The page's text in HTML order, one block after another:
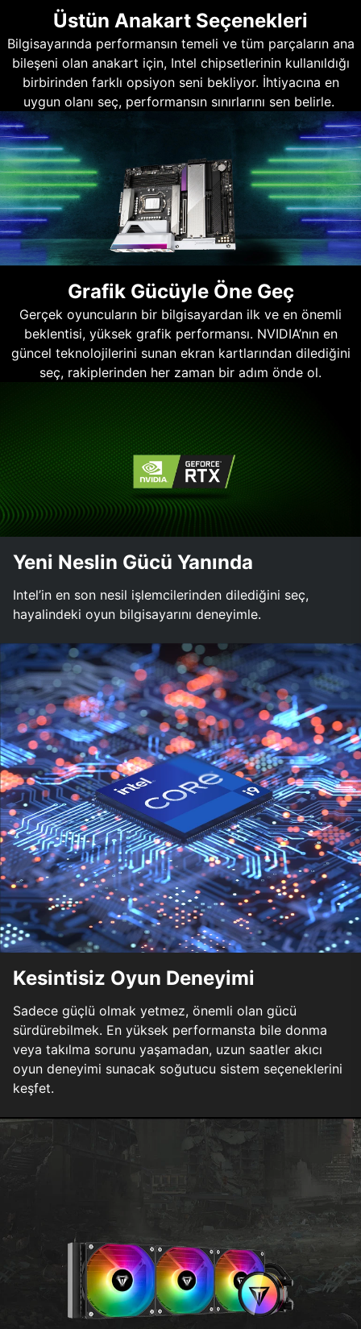
Üstün Anakart Seçenekleri
Bilgisayarında performansın temeli ve tüm parçaların ana
bileşeni olan anakart için, Intel chipsetlerinin kullanıldığı
birbirinden farklı opsiyon seni bekliyor. İhtiyacına en
uygun olanı seç, performansın sınırlarını sen belirle.
Grafik Gücüyle Öne Geç
Gerçek oyuncuların bir bilgisayardan ilk ve en önemli
beklentisi, yüksek grafik performansı. NVIDIA’nın en
güncel teknolojilerini sunan ekran kartlarından dilediğini
seç, rakiplerinden her zaman bir adım önde ol.
Yeni Neslin Gücü Yanında
Intel’in en son nesil işlemcilerinden dilediğini seç,
hayalindeki oyun bilgisayarını deneyimle.
Kesintisiz Oyun Deneyimi
Sadece güçlü olmak yetmez, önemli olan gücü
sürdürebilmek. En yüksek performansta bile donma
veya takılma sorunu yaşamadan, uzun saatler akıcı
oyun deneyimi sunacak soğutucu sistem seçeneklerini
keşfet.